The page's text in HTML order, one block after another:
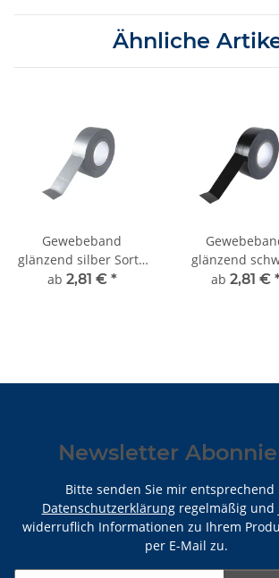
Ähnliche
Gewebeband
glänzend silber Sorte
K372
ab 2,81 € *
glänzend
Sorte K372
ab 2,81 €
Newsletter
Bitte senden Sie mir entsprechend
Datenschutzerklärungregelmäßig und
widerruflich Informationen zu Ihrem
per E-Mail zu.